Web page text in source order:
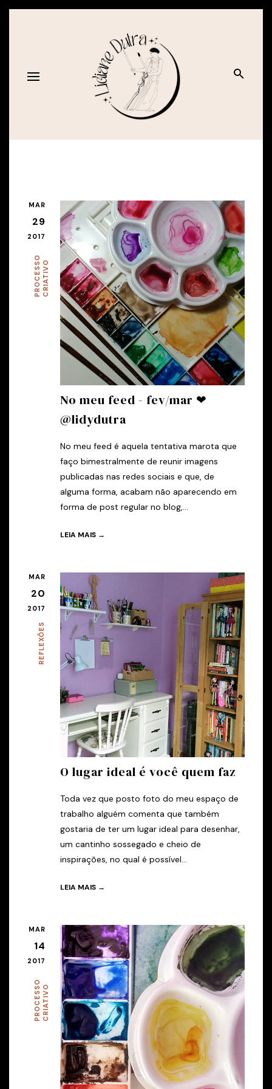
MAR
29
2017
P
R
O
C
E
SS
O
C
R
I
A
T
I
VO
No meu feed - fev/mar ❤
@lidydutra
No meu feed é aquela tentativa marota que
faço bimestralmente de reunir imagens
publicadas nas redes sociais e que, de
alguma forma, acabam não aparecendo em
forma de post regular no blog,...
LEIA MAIS →
MAR
20
2017
REFLEXÕES
O lugar ideal é você quem faz
Toda vez que posto foto do meu espaço de
trabalho alguém comenta que também
gostaria de ter um lugar ideal para desenhar,
um cantinho sossegado e cheio de
inspirações, no qual é possível...
LEIA MAIS →
MAR
14
2017
P
R
O
C
E
SS
O
C
R
I
A
T
I
VO